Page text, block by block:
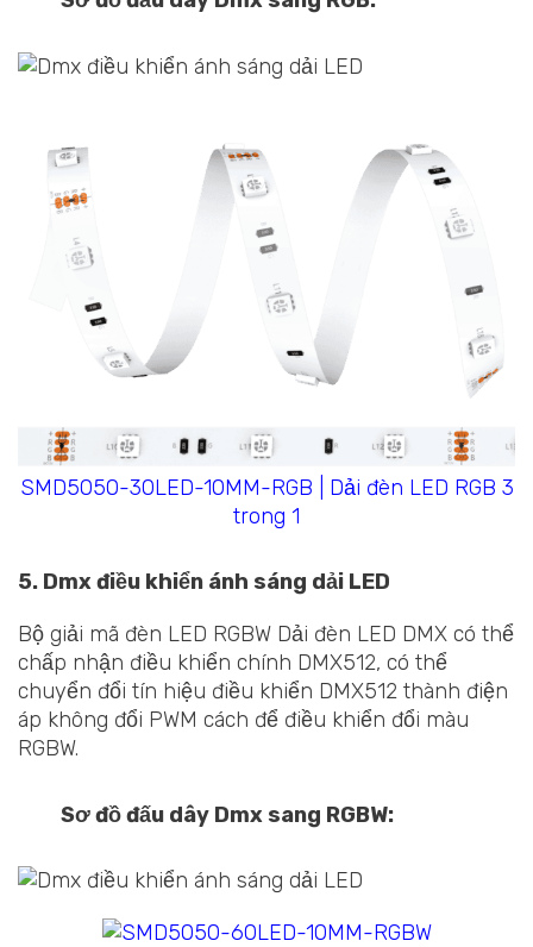
SMD5050-30LED-10MM-RGB | Dải đèn LED RGB 3
trong 1
5. Dmx điều khiển ánh sáng dải LED
Bộ giải mã đèn LED RGBW Dải đèn LED DMX có thể
chấp nhận điều khiển chính DMX512, có thể
chuyển đổi tín hiệu điều khiển DMX512 thành điện
áp không đổi PWM cách để điều khiển đổi màu
RGBW.
Sơ đồ đấu dây Dmx sang RGBW: